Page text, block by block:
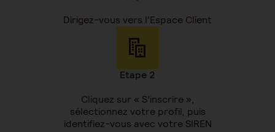
Dirigez-vous vers l'Espace Client
Etape 2
Cliquez sur « S’inscrire »,
sélectionnez votre profil, puis
identifiez-vous avec votre SIREN